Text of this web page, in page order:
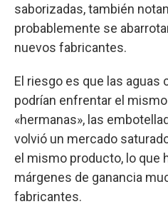
saborizadas, también
probablemente se
nuevos fabricantes.
El riesgo es que las aguas
podrían enfrentar el
«hermanas», las
volvió un mercado
el mismo producto, lo que
márgenes de ganancia
fabricantes.